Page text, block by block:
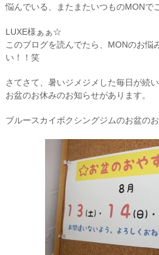
悩んでいる、またまたいつものMONで
LUXE様ぁぁ☆
このブログを読んでたら、MONのお悩
い！！笑
さてさて、暑いジメジメした毎日が続
お盆のお休みのお知らせがあります。
ブルースカイボクシングジムのお盆の